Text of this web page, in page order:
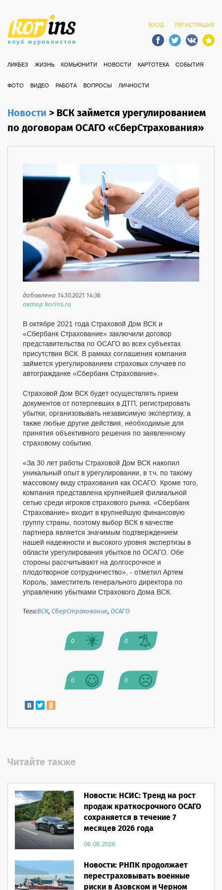
ВХОД РЕГИСТРАЦИЯ
ЛИКБЕЗ ЖИЗНЬ КОМЬЮНИТИ НОВОСТИ КАРТОТЕКА СОБЫТИЯ
ФОТО ВИДЕО РАБОТА ВОПРОСЫ ЛИЧНОСТИ
Новости>ВСК займется урегулированием
по договорам ОСАГО «СберСтрахования»
добавлено 14.10.2021 14:36
автор korins.ru
В октябре 2021 года Страховой Дом ВСК и
«Сбербанк Страхование» заключили договор
представительства по ОСАГО во всех субъектах
присутствия ВСК. В рамках соглашения компания
займется урегулированием страховых случаев по
автогражданке «Сбербанк Страхование».
Страховой Дом ВСК будет осуществлять прием
документов от потерпевших в ДТП, регистрировать
убытки, организовывать независимую экспертизу, а
также любые другие действия, необходимые для
принятия объективного решения по заявленному
страховому событию.
«За 30 лет работы Страховой Дом ВСК накопил
уникальный опыт в урегулировании, в т.ч. по такому
массовому виду страхования как ОСАГО. Кроме того,
компания представлена крупнейшей филиальной
сетью среди игроков страхового рынка. «Сбербанк
Страхование» входит в крупнейшую финансовую
группу страны, поэтому выбор ВСК в качестве
партнера является значимым подтверждением
нашей надежности и высокого уровня экспертизы в
области урегулирования убытков по ОСАГО. Обе
стороны рассчитывают на долгосрочное и
плодотворное сотрудничество», - отметил Артем
Король, заместитель генерального директора по
управлению убытками Страхового Дома ВСК.
Теги:ВСК,СберСтрахование,ОСАГО
0 0
0 0
Читайте также
Новости: НСИС: Тренд на рост
продаж краткосрочного ОСАГО
сохраняется в течение 7
месяцев 2026 года
06.08.2026
Новости: РНПК продолжает
перестраховывать военные
риски в Азовском и Черном